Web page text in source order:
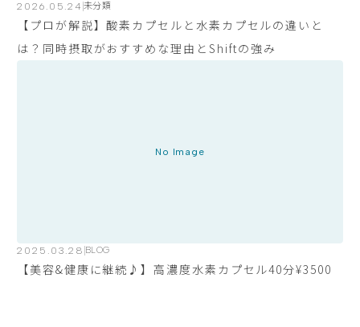
2026.05.24 未分類
【プロが解説】酸素カプセルと水素カプセルの違いと
は？同時摂取がおすすめな理由とShiftの強み
No Image
2025.03.28 BLOG
【美容&健康に継続♪】高濃度水素カプセル40分¥3500